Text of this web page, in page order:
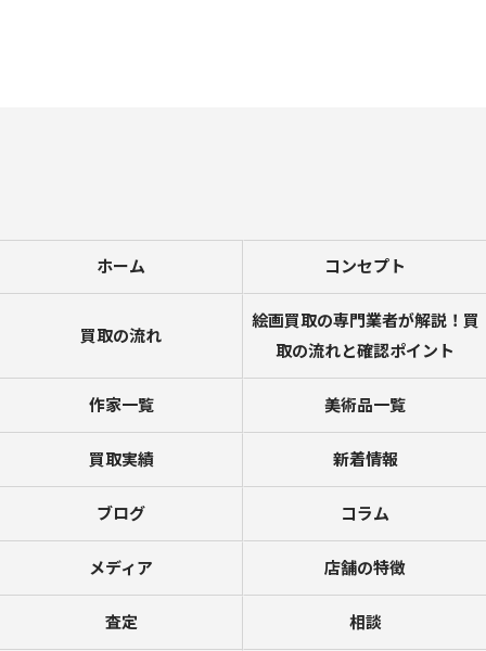
ホーム コンセプト
買取の流れ
絵画買取の専門業者が解説！買
取の流れと確認ポイント
作家一覧 美術品一覧
買取実績 新着情報
ブログ コラム
メディア 店舗の特徴
査定 相談